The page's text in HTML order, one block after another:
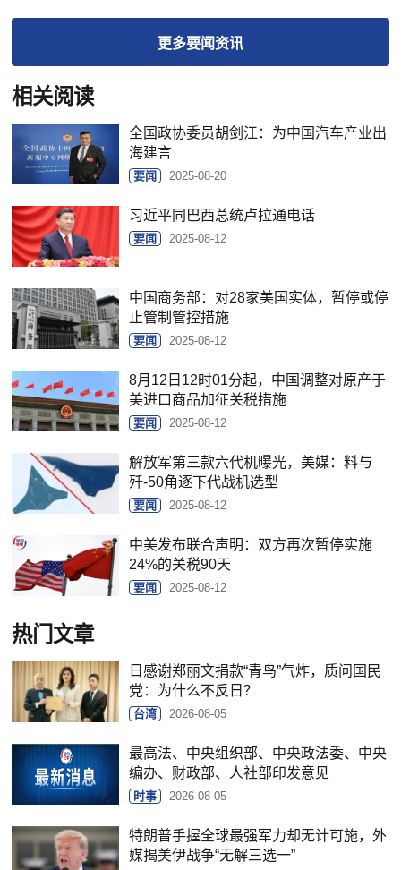
更多要闻资讯
相关阅读
全国政协委员胡剑江：为中国汽车产业出
海建言
要闻 2025-08-20
习近平同巴西总统卢拉通电话
要闻 2025-08-12
中国商务部：对28家美国实体，暂停或停
止管制管控措施
要闻 2025-08-12
8月12日12时01分起，中国调整对原产于
美进口商品加征关税措施
要闻 2025-08-12
解放军第三款六代机曝光，美媒：料与
歼-50角逐下代战机选型
要闻 2025-08-12
中美发布联合声明：双方再次暂停实施
24%的关税90天
要闻 2025-08-12
热门文章
日感谢郑丽文捐款“青鸟”气炸，质问国民
党：为什么不反日？
台湾 2026-08-05
最高法、中央组织部、中央政法委、中央
编办、财政部、人社部印发意见
时事 2026-08-05
特朗普手握全球最强军力却无计可施，外
媒揭美伊战争“无解三选一”